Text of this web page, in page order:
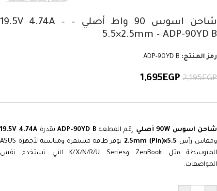
شاحن اسوس 90 واط أصلي – 19.5V 4.74A –
5.5×2.5mm – ADP-90YD B
رمز المنتج: ADP-90YD B
2,195EGP
1,695EGP
شاحن اسوس 90W أصلي رقم القطعة ADP-90YD Bبقدرة19.5V 4.74A
ومقاس رأس 5.5×2.5mm (Pin)
يوفر طاقة مستقرة ومناسبة لأجهزة ASUS
المتوسطة مثل ZenBook وK/X/N/R/U Series التي تستخدم نفس
المواصفات.